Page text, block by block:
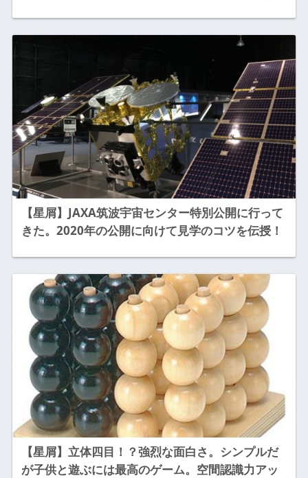
【星屑】JAXA筑波宇宙センター特別公開に行って
きた。2020年の公開に向けて見学のコツを伝授！
【星屑】立体四目！？強烈な面白さ。シンプルだ
が子供と遊ぶには最高のゲーム。空間認識力アッ